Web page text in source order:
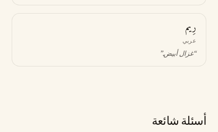
رِيم
عربي
“غزال أبيض.”
أسئلة شائعة